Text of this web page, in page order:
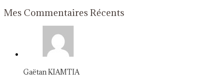
Mes Commentaires Récents
Gaëtan KIAMTIA